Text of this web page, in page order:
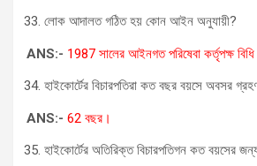
লোক আদালত গঠিত হয় কোন আইন অনুযায়ী?
ANS:- 1987 সালের আইনগত পরিষেবা কর্তৃপক্ষ
হাইকোর্টের বিচারপতিরা কত বছর বয়সে অবসর
ANS:- 62 বছর।
হাইকোর্টের অতিরিক্ত বিচারপতিগন কত বয়সের